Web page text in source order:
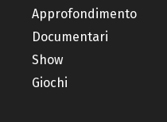
Approfondimento
Documentari
Show
Giochi